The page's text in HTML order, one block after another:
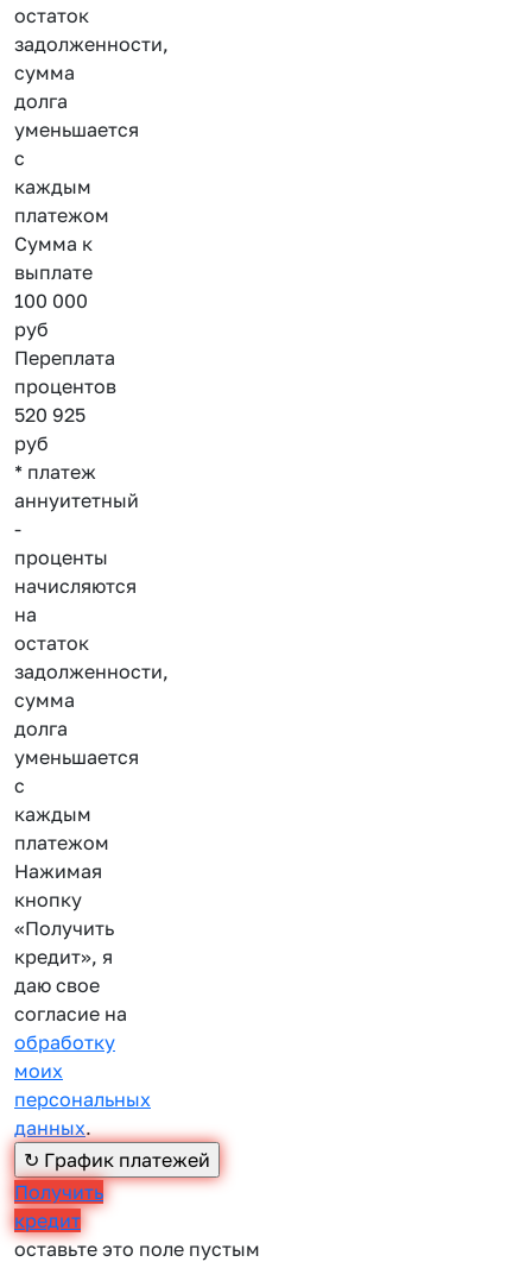
остаток
задолженности,
сумма
долга
уменьшается
с
каждым
платежом
Сумма к
выплате
100 000
руб
Переплата
процентов
520 925
руб
* платеж
аннуитетный
-
проценты
начисляются
на
остаток
задолженности,
сумма
долга
уменьшается
с
каждым
платежом
Нажимая
кнопку
«Получить
кредит», я
даю свое
согласие на
обработку
моих
персональных
данных.
Получить
кредит
оставьте это поле пустым